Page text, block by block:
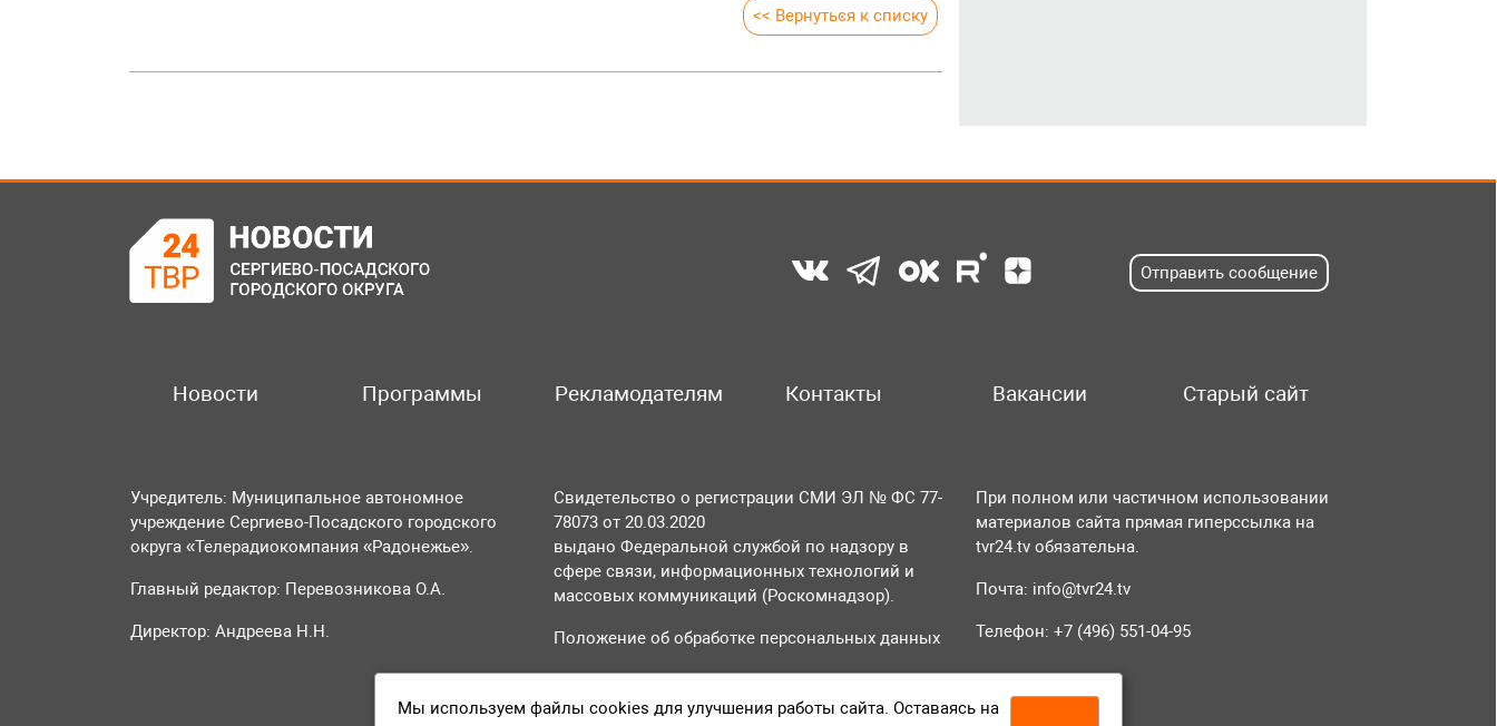
<< Вернуться к списку
Отправить сообщение
Новости Программы Рекламодателям Контакты Вакансии Старый сайт
Учредитель: Муниципальное автономное
учреждение Сергиево-Посадского городского
округа «Телерадиокомпания «Радонежье».
Главный редактор: Перевозникова О.А.
Директор: Андреева Н.Н.
Свидетельство о регистрации СМИ ЭЛ № ФС 77-
78073 от 20.03.2020
выдано Федеральной службой по надзору в
сфере связи, информационных технологий и
массовых коммуникаций (Роскомнадзор).
Положение об обработке персональных данных
При полном или частичном использовании
материалов сайта прямая гиперссылка на
tvr24.tv обязательна.
Почта: info@tvr24.tv
Телефон: +7 (496) 551-04-95
Мы используем файлы cookies для улучшения работы сайта. Оставаясь на